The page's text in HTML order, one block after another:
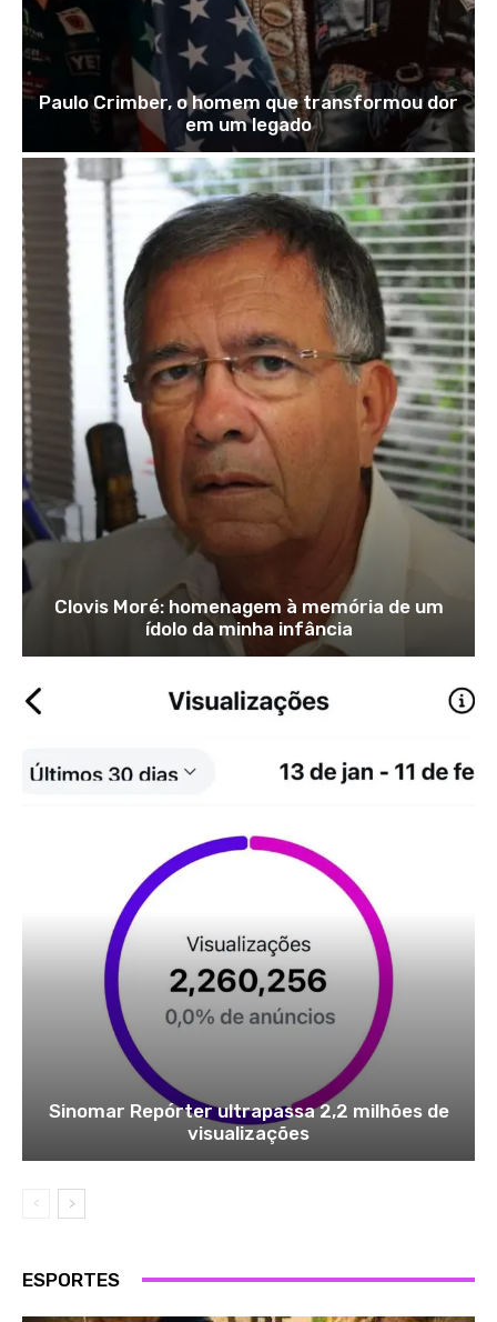
Paulo Crimber, o homem que transformou dor
em um legado
Clovis Moré: homenagem à memória de um
ídolo da minha infância
Sinomar Repórter ultrapassa 2,2 milhões de
visualizações
ESPORTES